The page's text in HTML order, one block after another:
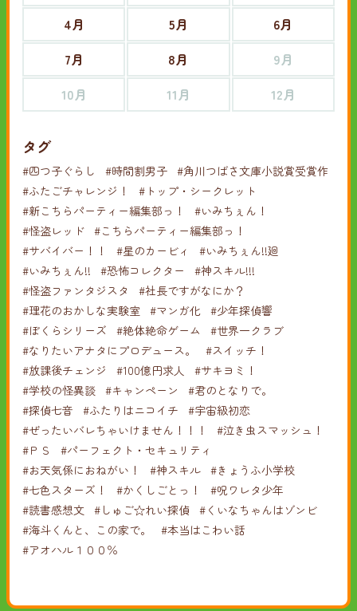
4月
5月
6月
7月
8月
9月
10月
11月 12月
タグ
#四つ子ぐらし #時間割男子 #角川つばさ文庫小説賞受賞作
#ふたごチャレンジ！
#トップ・シークレット
#新こちらパーティー編集部っ！
#いみちぇん！
#怪盗レッド #こちらパーティー編集部っ！
#サバイバー！！
#星のカービィ
#いみちぇん!!廻
#いみちぇん!!
#恐怖コレクター
#神スキル!!!
#怪盗ファンタジスタ
#社長ですがなにか？
#理花のおかしな実験室 #マンガ化 #少年探偵響
#ぼくらシリーズ
#絶体絶命ゲーム
#世界一クラブ
#なりたいアナタにプロデュース。
#スイッチ！
#放課後チェンジ
#100億円求人
#サキヨミ！
#学校の怪異談 #キャンペーン
#君のとなりで。
#探偵七音
#ふたりはニコイチ
#宇宙級初恋
#ぜったいバレちゃいけません！！！
#泣き虫スマッシュ！
#ＰＳ
#パーフェクト・セキュリティ
#お天気係におねがい！
#神スキル #きょうふ小学校
#七色スターズ！
#かくしごとっ！
#呪ワレタ少年
#読書感想文
#しゅご☆れい探偵 #くいなちゃんはゾンビ
#海斗くんと、この家で。
#本当はこわい話
#アオハル１００％